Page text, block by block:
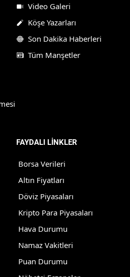
Video Galeri
Köşe Yazarları
Son Dakika Haberleri
Tüm Manşetler
FAYDALI LİNKLER
Borsa Verileri
Altın Fiyatları
Döviz Piyasaları
Kripto Para Piyasaları
Hava Durumu
Namaz Vakitleri
Puan Durumu